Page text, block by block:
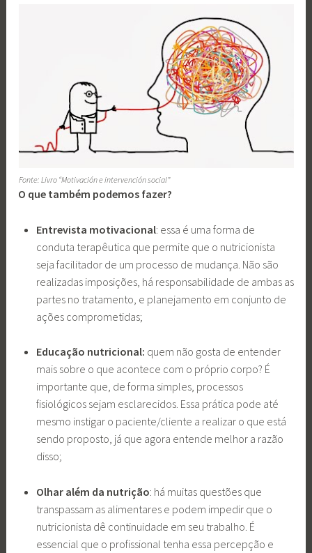
Fonte: Livro “Motivación e intervención social”
O que também podemos fazer?
Entrevista motivacional: essa é uma forma de
conduta terapêutica que permite que o nutricionista
seja facilitador de um processo de mudança. Não são
realizadas imposições, há responsabilidade de ambas as
partes no tratamento, e planejamento em conjunto de
ações comprometidas;
Educação nutricional: quem não gosta de entender
mais sobre o que acontece com o próprio corpo? É
importante que, de forma simples, processos
fisiológicos sejam esclarecidos. Essa prática pode até
mesmo instigar o paciente/cliente a realizar o que está
sendo proposto, já que agora entende melhor a razão
disso;
Olhar além da nutrição: há muitas questões que
transpassam as alimentares e podem impedir que o
nutricionista dê continuidade em seu trabalho. É
essencial que o profissional tenha essa percepção e